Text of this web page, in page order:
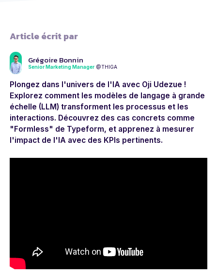
Article écrit par
Grégoire Bonnin
Senior Marketing Manager @THIGA
Plongez dans l'univers de l'IA avec Oji Udezue !
Explorez comment les modèles de langage à grande
échelle (LLM) transforment les processus et les
interactions. Découvrez des cas concrets comme
"Formless" de Typeform, et apprenez à mesurer
l'impact de l'IA avec des KPIs pertinents.